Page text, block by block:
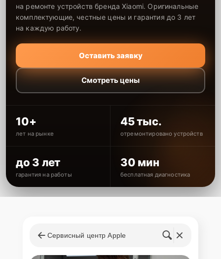
на ремонте устройств бренда Xiaomi. Оригинальные
комплектующие, честные цены и гарантия до 3 лет
на каждую работу.
Оставить заявку
Смотреть цены
10+
лет на рынке
45 тыс.
отремонтировано устройств
до 3 лет
гарантия на работы
30 мин
бесплатная диагностика
Сервисный центр Apple